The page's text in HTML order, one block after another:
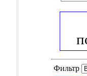
Фильтр